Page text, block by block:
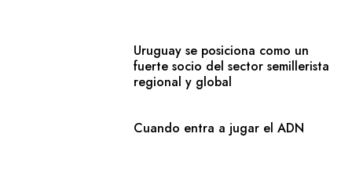
Uruguay se posiciona como un
fuerte socio del sector semillerista
regional y global
Cuando entra a jugar el ADN